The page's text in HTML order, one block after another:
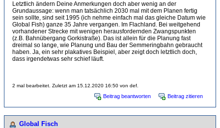
Letztlich ändern Deine Anmerkungen doch aber wenig an der
Grundaussage: wenn man tatsächlich 2030 mal mit dem Planen fertig
sein sollte, sind seit 1995 (ich nehme einfach mal das gleiche Datum wie
Global Fish) ganze 35 Jahre vergangen. Im Flachland. Bei weitgehend
vorhandener Strecke mit wenigen herausfordernden Zwangspunkten
(z.B. Bahnübergang Gorkistraße). Das ist allein für die Planung fast
dreimal so lange, wie Planung und Bau der Semmeringbahn gebraucht
haben. Ja, ein sehr plakatives Beispiel, aber zeigt doch letztlich doch,
dass irgendetwas sehr schief läuft.
2 mal bearbeitet. Zuletzt am 15.12.2020 16:50 von def.
Beitrag beantworten Beitrag zitieren
Global Fisch